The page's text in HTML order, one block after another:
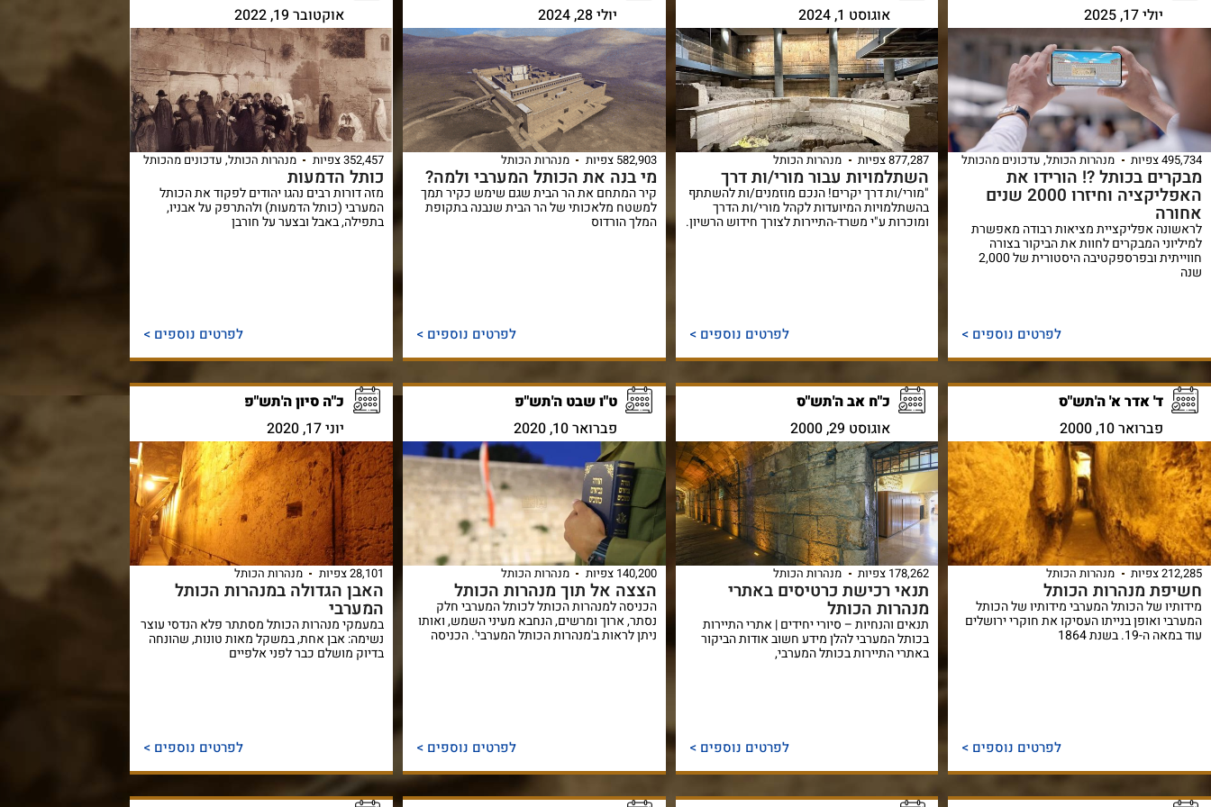
יולי 17, 2025
495,734 צפיות מנהרות הכותל, עדכונים מהכותל
מבקרים בכותל ?! הורידו את
האפליקציה וחיזרו 2000 שנים
אחורה
לראשונה אפליקציית מציאות רבודה מאפשרת
למיליוני המבקרים לחוות את הביקור בצורה
חווייתית ובפרספקטיבה היסטורית של 2,000
שנה
לפרטים נוספים >
אוגוסט 1, 2024
877,287 צפיות מנהרות הכותל
השתלמויות עבור מורי/ות דרך
"מורי/ות דרך יקרים! הנכם מוזמנים/ות להשתתף
בהשתלמויות המיועדות לקהל מורי/ות הדרך
ומוכרות ע"י משרד-התיירות לצורך חידוש הרשיון.
לפרטים נוספים >
יולי 28, 2024
582,903 צפיות מנהרות הכותל
מי בנה את הכותל המערבי ולמה?
קיר המתחם את הר הבית שגם שימש כקיר תמך
למשטח מלאכותי של הר הבית שנבנה בתקופת
המלך הורדוס
לפרטים נוספים >
אוקטובר 19, 2022
352,457 צפיות מנהרות הכותל, עדכונים מהכותל
כותל הדמעות
מזה דורות רבים נהגו יהודים לפקוד את הכותל
המערבי (כותל הדמעות) ולהתרפק על אבניו,
בתפילה, באבל ובצער על חורבן
לפרטים נוספים >
ד' אדר א' ה'תש"ס
פברואר 10, 2000
212,285 צפיות מנהרות הכותל
חשיפת מנהרות הכותל
מידותיו של הכותל המערבי מידותיו של הכותל
המערבי ואופן בנייתו העסיקו את חוקרי ירושלים
עוד במאה ה-19. בשנת 1864
לפרטים נוספים >
כ"ח אב ה'תש"ס
אוגוסט 29, 2000
178,262 צפיות מנהרות הכותל
תנאי רכישת כרטיסים באתרי
מנהרות הכותל
תנאים והנחיות – סיורי יחידים | אתרי התיירות
בכותל המערבי להלן מידע חשוב אודות הביקור
באתרי התיירות בכותל המערבי,
לפרטים נוספים >
ט"ו שבט ה'תש"פ
פברואר 10, 2020
140,200 צפיות מנהרות הכותל
הצצה אל תוך מנהרות הכותל
הכניסה למנהרות הכותל לכותל המערבי חלק
נסתר, ארוך ומרשים, הנחבא מעיני השמש, ואותו
ניתן לראות ב'מנהרות הכותל המערבי'. הכניסה
לפרטים נוספים >
כ"ה סיון ה'תש"פ
יוני 17, 2020
28,101 צפיות מנהרות הכותל
האבן הגדולה במנהרות הכותל
המערבי
במעמקי מנהרות הכותל מסתתר פלא הנדסי עוצר
נשימה: אבן אחת, במשקל מאות טונות, שהונחה
בדיוק מושלם כבר לפני אלפיים
לפרטים נוספים >